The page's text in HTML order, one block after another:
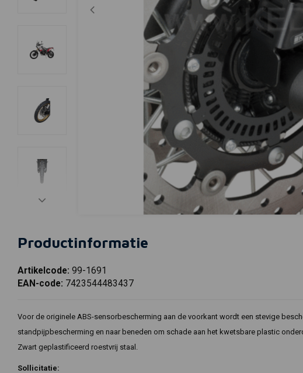
Productinformatie
Artikelcode: 99-1691
EAN-code: 7423544483437
Voor de originele ABS-sensorbescherming aan de voorkant wordt een stevige
standpijpbescherming en naar beneden om schade aan het kwetsbare plastic
Zwart geplastificeerd roestvrij staal.
Sollicitatie: